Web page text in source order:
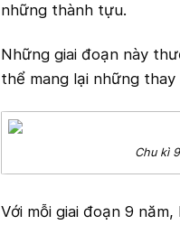
những thành tựu.
Những giai đoạn này
thể mang lại những
Chu kì
Với mỗi giai đoạn 9